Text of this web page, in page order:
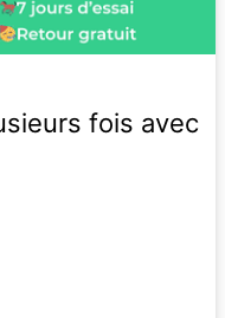
fois avec